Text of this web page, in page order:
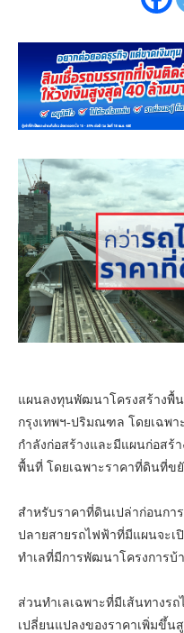
แผนลงทุนพัฒนาโครงสร้างพื้
กรุงเทพฯ-ปริมณฑล โดยเฉพา
กำลังก่อสร้างและมีแผนก่อสร้
พื้นที่ โดยเฉพาะราคาที่ดินที่ข
สำหรับราคาที่ดินเปล่าก่อนก
ปลายสายรถไฟฟ้าที่มีแผนจะเ
ทำเลที่มีการพัฒนาโครงการบ้
ส่วนทำเลเฉพาะที่มีเส้นทางร
เปลี่ยนแปลงของราคาเพิ่มขึ้น